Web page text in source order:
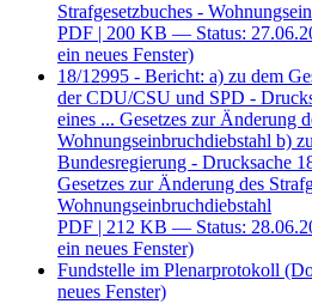
Strafgesetzbuches -
PDF | 200 KB — Status:
ein neues Fenster)
18/12995 - Bericht: a) zu dem
der CDU/CSU und SPD -
eines ... Gesetzes zur Änderung
Wohnungseinbruchdiebstahl b)
Bundesregierung - Drucksache
Gesetzes zur Änderung des
Wohnungseinbruchdiebstahl
PDF | 212 KB — Status:
ein neues Fenster)
Fundstelle im Plenarprotokoll
neues Fenster)